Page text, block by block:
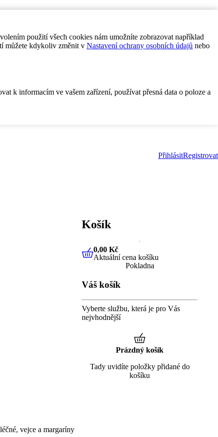
použití všech cookies nám umožníte zobrazovat například
můžete kdykoliv změnit v Nastavení ochrany osobních údajů nebo
k informacím ve vašem zařízení, používat přesná data o poloze a
PřihlásitRegistrovat
vejce a margaríny
Košík
0,00 KčAktuální cena košíku
0,00 Kč
Aktuální cena košíku
Pokladna
Váš košík
Vyberte službu, která je pro Vás
nejvhodnější
Prázdný košík
Tady uvidíte položky přidané do
košíku